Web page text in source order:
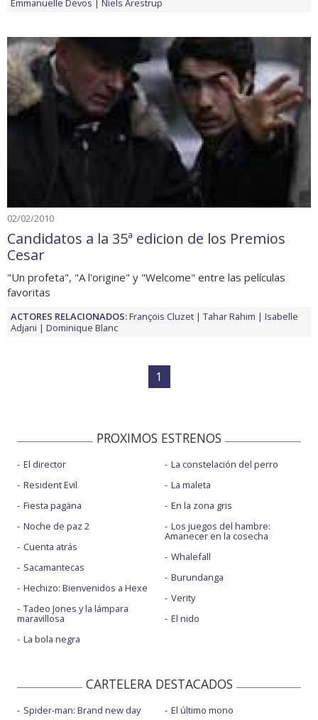
02/02/2010
Candidatos a la 35ª edicion de los Premios
Cesar
"Un profeta", "A l'origine" y "Welcome" entre las películas
favoritas
ACTORES RELACIONADOS:François Cluzet Tahar Rahim
Isabelle
Adjani
Dominique Blanc
1
PROXIMOS ESTRENOS
El director
Resident Evil
Fiesta pagäna
Noche de paz 2
Cuenta atrás
Sacamantecas
Hechizo: Bienvenidos a Hexe
Tadeo Jones y la lámpara
maravillosa
La bola negra
La constelación del perro
La maleta
En la zona gris
Los juegos del hambre:
Amanecer en la cosecha
Whalefall
Burundanga
Verity
El nido
CARTELERA DESTACADOS
Spider-man: Brand new day
El último mono